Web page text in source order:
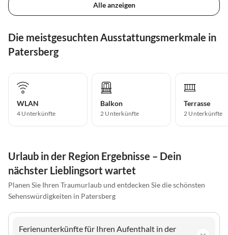
Alle anzeigen
Die meistgesuchten Ausstattungsmerkmale in
Patersberg
WLAN
4 Unterkünfte
Balkon
2 Unterkünfte
Terrasse
2 Unterkünfte
Urlaub in der Region Ergebnisse – Dein
nächster Lieblingsort wartet
Planen Sie Ihren Traumurlaub und entdecken Sie die schönsten
Sehenswürdigkeiten in Patersberg
Ferienunterkünfte für Ihren Aufenthalt in der